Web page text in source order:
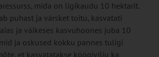
mida on ligikaudu 10 hektarit.
puhast ja värsket toitu, kasvatati
ja väikeses kasvuhoones juba 10
ja oskused kokku pannes tuligi
et kasvatatakse köögivilju ka